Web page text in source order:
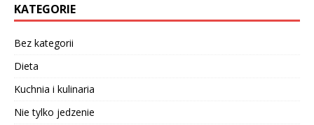
KATEGORIE
Bez kategorii
Dieta
Kuchnia i kulinaria
Nie tylko jedzenie